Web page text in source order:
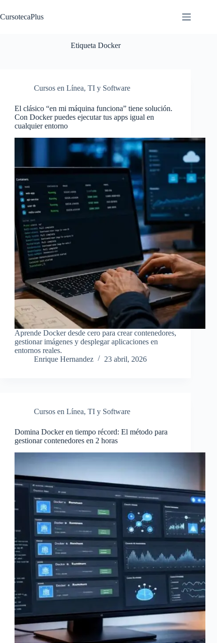
al
contenido
CursotecaPlus
Etiqueta Docker
Cursos en Línea, TI y Software
El clásico “en mi máquina funciona” tiene solución.
Con Docker puedes ejecutar tus apps igual en
cualquier entorno
Aprende Docker desde cero para crear contenedores,
gestionar imágenes y desplegar aplicaciones en
entornos reales.
Enrique Hernandez
23 abril, 2026
Cursos en Línea, TI y Software
Domina Docker en tiempo récord: El método para
gestionar contenedores en 2 horas